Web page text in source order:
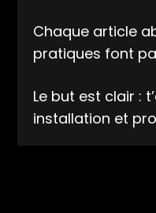
Chaque article
pratiques font
Le but est clair :
installation et